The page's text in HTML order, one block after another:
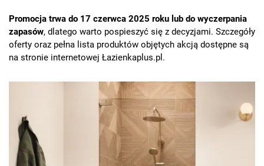
Promocja trwa do 17 czerwca 2025 roku lub do wyczerpania
zapasów, dlatego warto pospieszyć się z decyzjami. Szczegóły
oferty oraz pełna lista produktów objętych akcją dostępne są
na stronie internetowej Łazienkaplus.pl.